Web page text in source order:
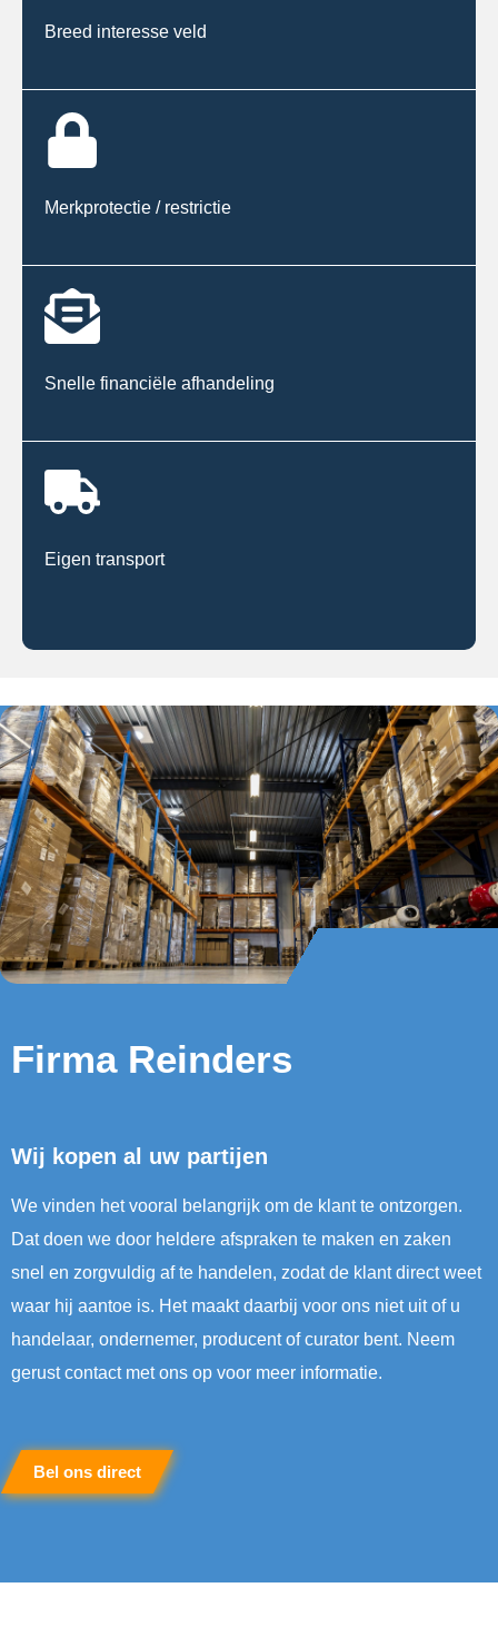
Breed interesse veld
Merkprotectie / restrictie
Snelle financiële afhandeling
Eigen transport
Firma Reinders
Wij kopen al uw partijen
We vinden het vooral belangrijk om de klant te ontzorgen.
Dat doen we door heldere afspraken te maken en zaken
snel en zorgvuldig af te handelen, zodat de klant direct weet
waar hij aantoe is. Het maakt daarbij voor ons niet uit of u
handelaar, ondernemer, producent of curator bent. Neem
gerust contact met ons op voor meer informatie.
Bel ons direct